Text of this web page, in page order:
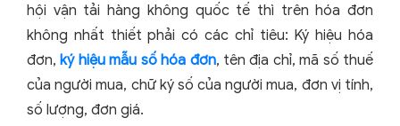
hội vận tải hàng không quốc tế thì trên hóa đơn
không nhất thiết phải có các chỉ tiêu: Ký hiệu hóa
đơn,ký hiệu mẫu số hóa đơn, tên địa chỉ, mã số thuế
của người mua, chữ ký số của người mua, đơn vị tính,
số lượng, đơn giá.